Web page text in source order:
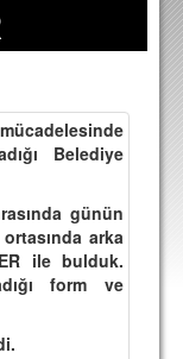
Belediye
günün
arka
ile bulduk.
form ve